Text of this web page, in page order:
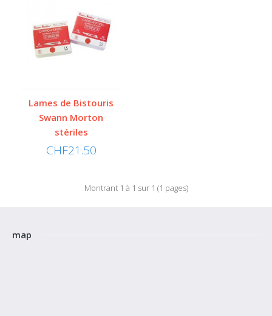
Lames de Bistouris Swann Morton stériles
carbone et en acier in..
Lames de Bistouris
Swann Morton
stériles
CHF21.50
Montrant 1 à 1 sur 1 (1 pages)
map